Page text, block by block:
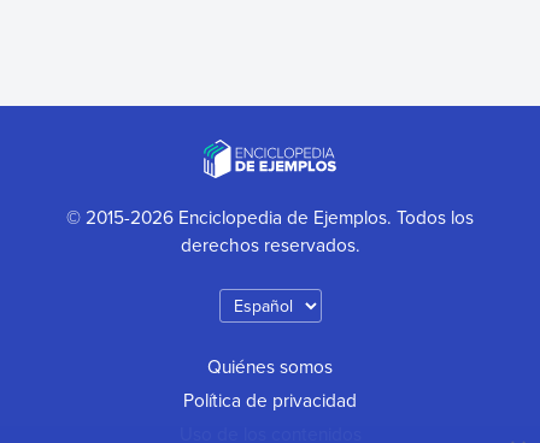
© 2015-2026 Enciclopedia de Ejemplos. Todos los
derechos reservados.
Quiénes somos
Política de privacidad